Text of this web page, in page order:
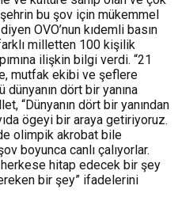
bu şov için mükemmel
OVO’nun kıdemli basın
milletten 100 kişilik
ilişkin bilgi verdi. “21
mutfak ekibi ve şeflere
dört bir yanına
“Dünyanın dört bir yanından
ögeyi bir araya getiriyoruz.
olimpik akrobat bile
boyunca canlı çalıyorlar.
hitap edecek bir şey
bir şey” ifadelerini